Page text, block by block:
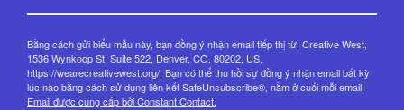
Bằng cách gửi biểu mẫu này, bạn đồng ý nhận email tiếp thị từ: Creative West,
1536 Wynkoop St, Suite 522, Denver, CO, 80202, US,
https://wearecreativewest.org/. Bạn có thể thu hồi sự đồng ý nhận email bất kỳ
lúc nào bằng cách sử dụng liên kết SafeUnsubscribe®, nằm ở cuối mỗi email.
Email được cung cấp bởi Constant Contact.